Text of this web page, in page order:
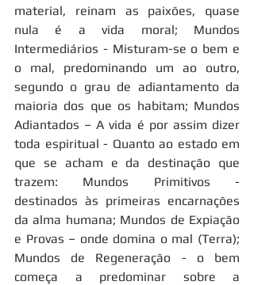
material, reinam as paixões, quase
nula é a vida moral; Mundos
Intermediários - Misturam-se o bem e
o mal, predominando um ao outro,
segundo o grau de adiantamento da
maioria dos que os habitam; Mundos
Adiantados – A vida é por assim dizer
toda espiritual - Quanto ao estado em
que se acham e da destinação que
trazem: Mundos Primitivos -
destinados às primeiras encarnações
da alma humana; Mundos de Expiação
e Provas – onde domina o mal (Terra);
Mundos de Regeneração - o bem
começa a predominar sobre a